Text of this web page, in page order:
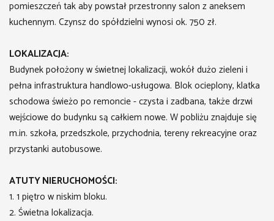
pomieszczeń tak aby powstał przestronny salon z aneksem
kuchennym. Czynsz do spółdzielni wynosi ok. 750 zł.
LOKALIZACJA:
Budynek położony w świetnej lokalizacji, wokół dużo zieleni i
pełna infrastruktura handlowo-usługowa. Blok ocieplony, klatka
schodowa świeżo po remoncie - czysta i zadbana, także drzwi
wejściowe do budynku są całkiem nowe. W pobliżu znajduje się
m.in. szkoła, przedszkole, przychodnia, tereny rekreacyjne oraz
przystanki autobusowe.
ATUTY NIERUCHOMOŚCI:
1. 1 piętro w niskim bloku.
2. Świetna lokalizacja.